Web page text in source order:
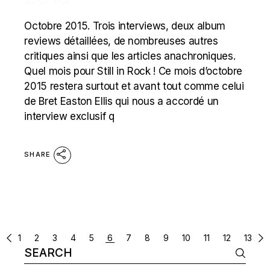
Octobre 2015. Trois interviews, deux album
reviews détaillées, de nombreuses autres
critiques ainsi que les articles anachroniques.
Quel mois pour Still in Rock ! Ce mois d’octobre
2015 restera surtout et avant tout comme celui
de Bret Easton Ellis qui nous a accordé un
interview exclusif q
SHARE
POSTS
NAVIGATION
1 2 3 4 5 6 7 8 9 10 11 12 13
Search
for: